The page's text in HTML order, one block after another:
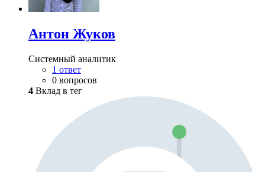
Антон Жуков
Системный аналитик
1 ответ
0 вопросов
4 Вклад в тег